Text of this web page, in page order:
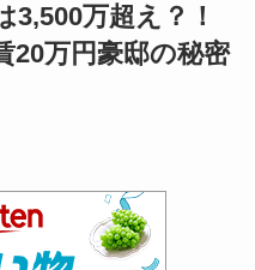
3,500万超え？！
20万円豪邸の秘密